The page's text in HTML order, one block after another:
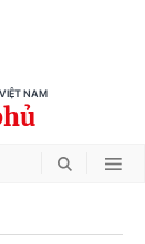
NAM